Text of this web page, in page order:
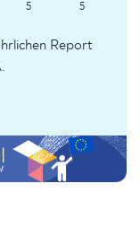
5 5
Report